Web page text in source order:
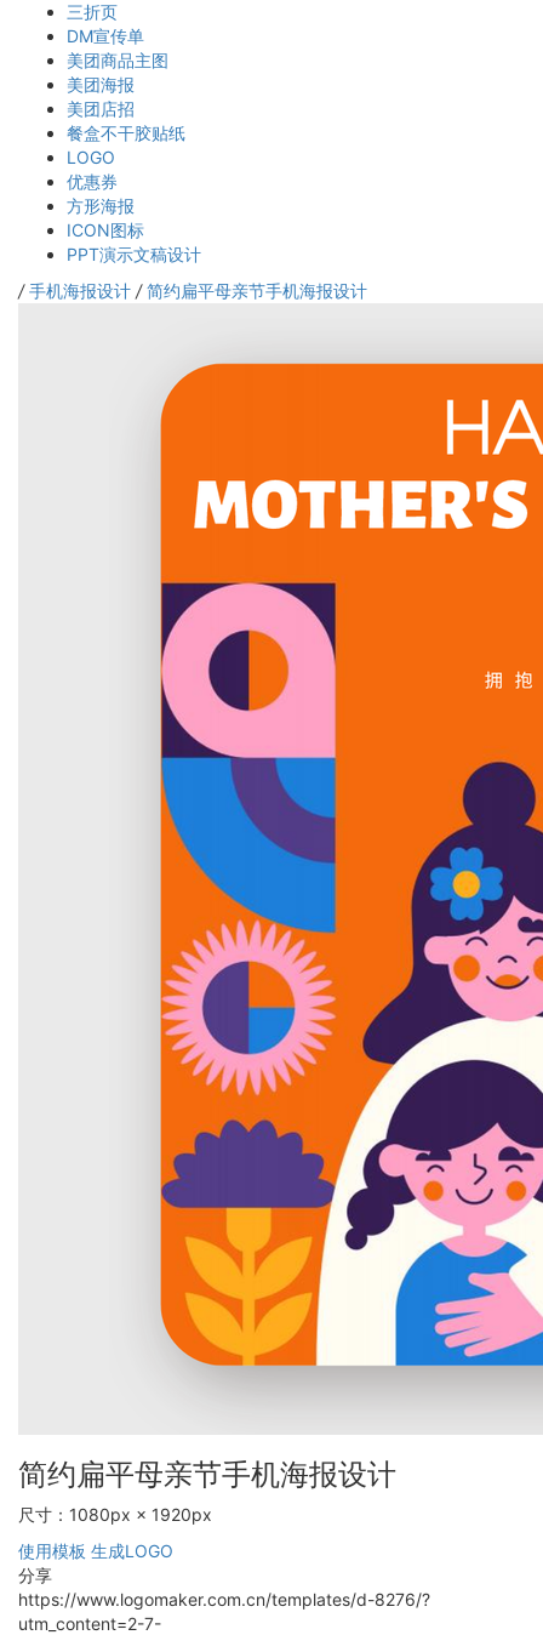
三折页
DM宣传单
美团商品主图
美团海报
美团店招
餐盒不干胶贴纸
LOGO
优惠券
方形海报
ICON图标
PPT演示文稿设计
/ 手机海报设计 / 简约扁平母亲节手机海报设计
简约扁平母亲节手机海报设计
尺寸：1080px × 1920px
使用模板 生成LOGO
分享
https://www.logomaker.com.cn/templates/d-8276/?
utm_content=2-7-